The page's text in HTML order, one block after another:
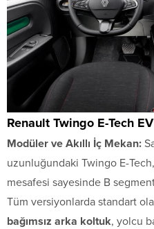
Renault Twingo E-Tech
Modüler ve Akıllı İç Mekan:
uzunluğundaki Twingo E-
mesafesi sayesinde B
Tüm versiyonlarda standart
bağımsız arka koltuk, yolcu